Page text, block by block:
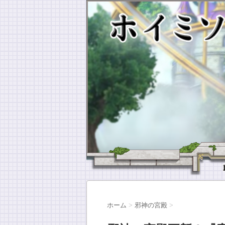
ホーム > 邪神の宮殿 >